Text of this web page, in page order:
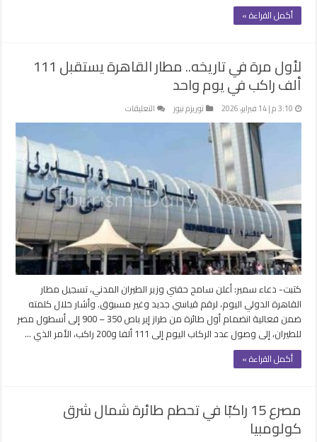
أكمل القراءة »
لأول مرة في تاريخه.. مطار القاهرة يستقبل 111
ألف راكب في يوم واحد
3:10 م | 14 فبراير، 2026 توريزم نيوز التعليقات
لأول
تاريخه..
مطار
القاهرة
يستقبل
111
ألف
راكب
في
يوم
واحد
مغلقة
كتبت- دعاء سمير: أعلن سامح حفني وزير الطيران المدني، تسجيل مطار
القاهرة الدولي اليوم، لرقم قياسي جديد وغير مسبوق. وأشار خلال كلمته
ضمن فعالية انضمام أول طائرة من طراز إير باص 350 – 900 إلى أسطول مصر
للطيران، إلى وصول عدد الركاب اليوم إلى 111 ألفا و200 راكب، الأمر الذي …
أكمل القراءة »
مصرع 15 راكبًا في تحطم طائرة شمال شرق
كولومبيا